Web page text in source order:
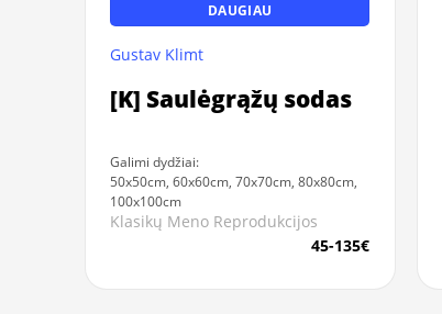
DAUGIAU
Gustav Klimt
[K] Saulėgrąžų sodas
Galimi dydžiai:
50x50cm, 60x60cm, 70x70cm, 80x80cm,
100x100cm
Klasikų Meno Reprodukcijos
45-135€